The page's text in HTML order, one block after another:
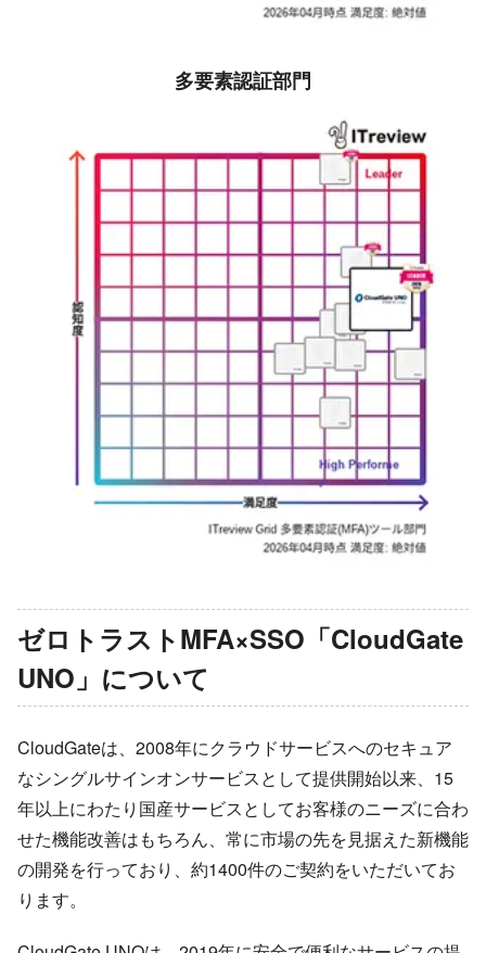
多要素認証部門
ゼロトラストMFA×SSO「CloudGate
UNO」について
CloudGateは、2008年にクラウドサービスへのセキュア
なシングルサインオンサービスとして提供開始以来、15
年以上にわたり国産サービスとしてお客様のニーズに合わ
せた機能改善はもちろん、常に市場の先を見据えた新機能
の開発を行っており、約1400件のご契約をいただいてお
ります。